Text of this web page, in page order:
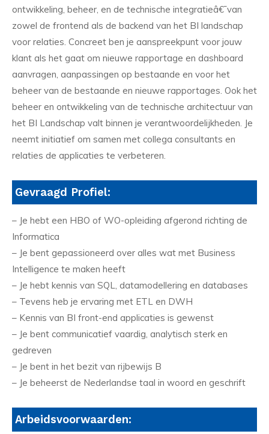
ontwikkeling, beheer, en de technische integratieâ€¯van
zowel de frontend als de backend van het BI landschap
voor relaties. Concreet ben je aanspreekpunt voor jouw
klant als het gaat om nieuwe rapportage en dashboard
aanvragen, aanpassingen op bestaande en voor het
beheer van de bestaande en nieuwe rapportages. Ook het
beheer en ontwikkeling van de technische architectuur van
het BI Landschap valt binnen je verantwoordelijkheden. Je
neemt initiatief om samen met collega consultants en
relaties de applicaties te verbeteren.
Gevraagd Profiel:
– Je hebt een HBO of WO-opleiding afgerond richting de
Informatica
– Je bent gepassioneerd over alles wat met Business
Intelligence te maken heeft
– Je hebt kennis van SQL, datamodellering en databases
– Tevens heb je ervaring met ETL en DWH
– Kennis van BI front-end applicaties is gewenst
– Je bent communicatief vaardig, analytisch sterk en
gedreven
– Je bent in het bezit van rijbewijs B
– Je beheerst de Nederlandse taal in woord en geschrift
Arbeidsvoorwaarden: